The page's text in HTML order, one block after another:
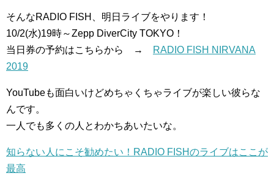
そんなRADIO FISH、明日ライブをやります！
10/2(水)19時～Zepp DiverCity TOKYO！
当日券の予約はこちらから →
RADIO FISH NIRVANA
2019
YouTubeも面白いけどめちゃくちゃライブが楽しい彼らな
んです。
一人でも多くの人とわかちあいたいな。
知らない人にこそ勧めたい！RADIO FISHのライブはここが
最高